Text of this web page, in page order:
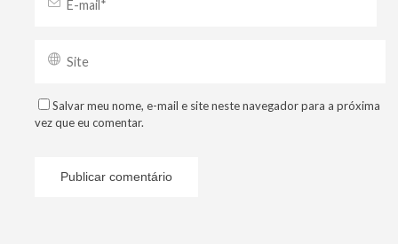
Salvar meu nome, e-mail e site neste navegador para a próxima
vez que eu comentar.